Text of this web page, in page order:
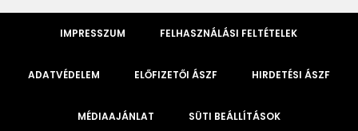
IMPRESSZUM FELHASZNÁLÁSI FELTÉTELEK
ADATVÉDELEM ELŐFIZETŐI ÁSZF HIRDETÉSI ÁSZF
MÉDIAAJÁNLAT SÜTI BEÁLLÍTÁSOK